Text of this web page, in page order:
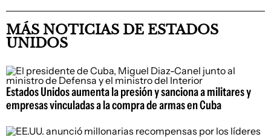
MÁS NOTICIAS DE ESTADOS
UNIDOS
Estados Unidos aumenta la presión y sanciona a militares y
empresas vinculadas a la compra de armas en Cuba